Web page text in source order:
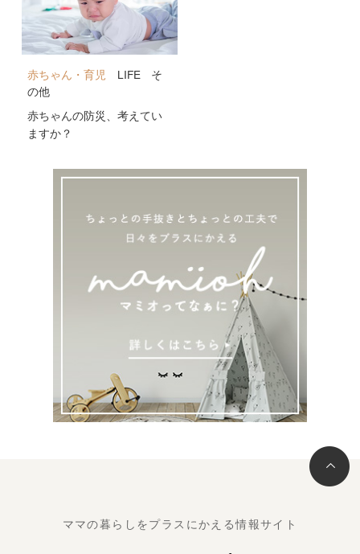
赤ちゃん・育児 LIFE
そ
の他
赤ちゃんの防災、考えてい
ますか？
ママの暮らしをプラスにかえる情報サイト